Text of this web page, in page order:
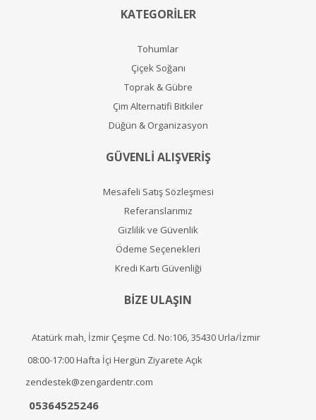
KATEGORİLER
Tohumlar
Çiçek Soğanı
Toprak & Gübre
Çim Alternatifi Bitkiler
Düğün & Organizasyon
GÜVENLİ ALIŞVERİŞ
Mesafeli Satış Sözleşmesi
Referanslarımız
Gizlilik ve Güvenlik
Ödeme Seçenekleri
Kredi Kartı Güvenliği
BİZE ULAŞIN
Atatürk mah, İzmir Çeşme Cd. No:106, 35430 Urla/İzmir
08:00-17:00 Hafta İçi Hergün Ziyarete Açık
zendestek@zengardentr.com
05364525246